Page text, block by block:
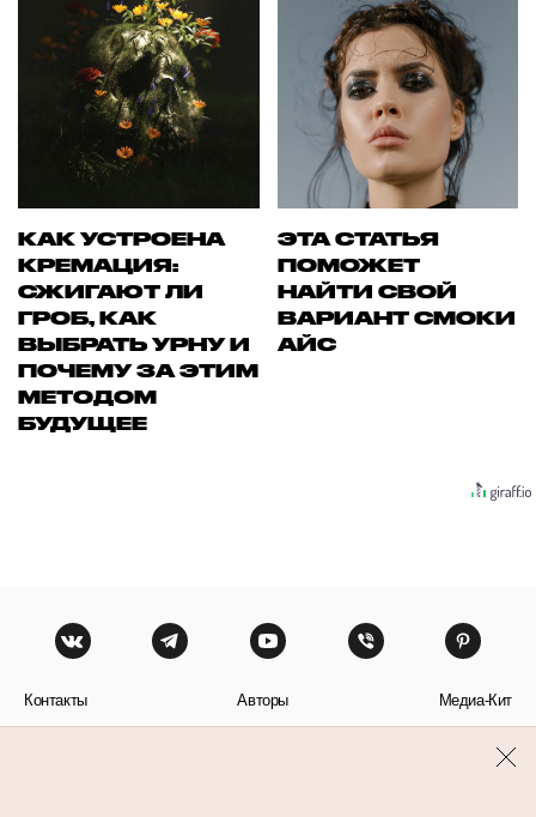
КАК УСТРОЕНА
КРЕМАЦИЯ:
СЖИГАЮТ ЛИ
ГРОБ, КАК
ВЫБРАТЬ УРНУ И
ПОЧЕМУ ЗА ЭТИМ
МЕТОДОМ
БУДУЩЕЕ
ЭТА СТАТЬЯ
ПОМОЖЕТ
НАЙТИ СВОЙ
ВАРИАНТ СМОКИ
АЙС
Контакты Авторы Медиа-Кит